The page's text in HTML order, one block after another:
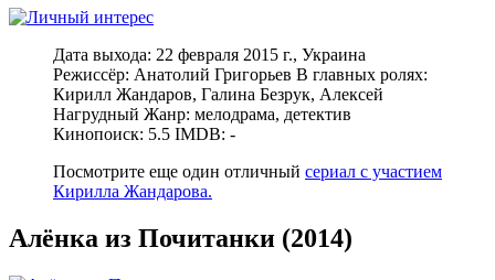
Дата выхода: 22 февраля 2015 г., Украина
Режиссёр: Анатолий Григорьев В главных ролях:
Кирилл Жандаров, Галина Безрук, Алексей
Нагрудный Жанр: мелодрама, детектив
Кинопоиск: 5.5 IMDB: -
Посмотрите еще один отличный сериал с участием
Кирилла Жандарова.
Алёнка из Почитанки (2014)